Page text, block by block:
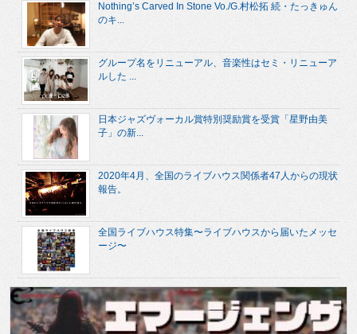
Nothing’s Carved In Stone Vo./G.村松拓 続・たっきゅん
のキ...
グループ名をリニューアル、音楽性はセミ・リニューア
ルした ...
日本ジャズヴォーカル賞特別奨励賞を受賞「星野由美
子」の新...
2020年4月、全国のライブハウス関係者47人からの現状
報告。
全国ライブハウス特集〜ライブハウスから届いたメッセ
ージ〜